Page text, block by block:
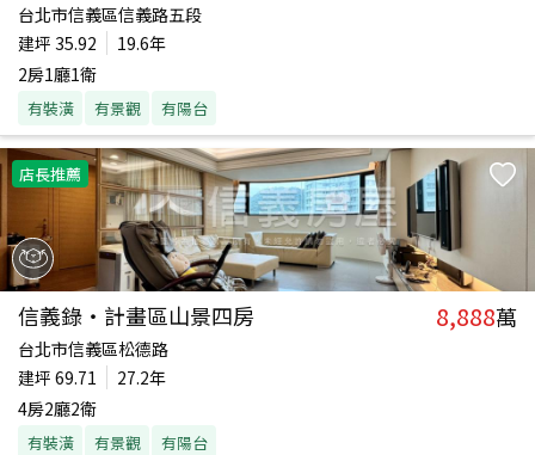
台北市信義區信義路五段
建坪 35.92
19.6年
2房1廳1衛
有裝潢 有景觀 有陽台
店長推薦
信義錄‧計畫區山景四房 8,888萬
台北市信義區松德路
建坪 69.71
27.2年
4房2廳2衛
有裝潢 有景觀 有陽台